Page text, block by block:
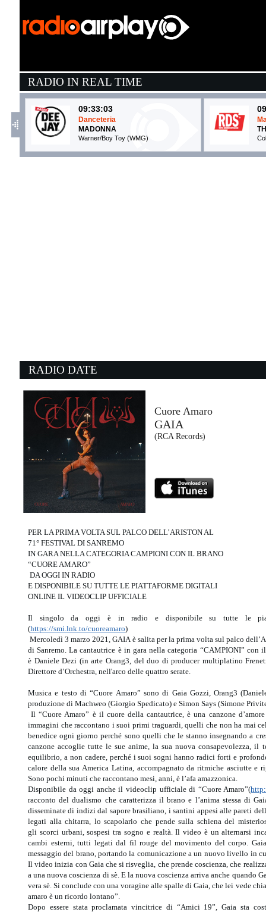
RADIO IN REAL TIME
09:33:03
Danceteria
MADONNA
Warner/Boy Toy (WMG)
09:42:52
JANIS JOPLIN
- (-)
09:38:15
Levels
AVICII
Universal Music (UMG)
RADIO DATE
Cuore Amaro
GAIA
(RCA Records)
PER LA PRIMA VOLTA SUL PALCO DELL’ARISTON AL
71° FESTIVAL DI SANREMO
IN GARA NELLA CATEGORIA CAMPIONI CON IL BRANO
“CUORE AMARO”
DA OGGI IN RADIO
E DISPONIBILE SU TUTTE LE PIATTAFORME DIGITALI
ONLINE IL VIDEOCLIP UFFICIALE
Il singolo da oggi è in radio e disponibile su tutte le
(https://smi.lnk.to/cuoreamaro)
Mercoledì 3 marzo 2021, GAIA è salita per la prima volta sul palco
di Sanremo. La cantautrice è in gara nella categoria “CAMPIONI”
è Daniele Dezi (in arte Orang3, del duo di producer multiplatino
Direttore d’Orchestra, nell'arco delle quattro serate.
Musica e testo di “Cuore Amaro” sono di Gaia Gozzi, Orang3
produzione di Machweo (Giorgio Spedicato) e Simon Says (Simone
Il “Cuore Amaro” è il cuore della cantautrice, è una canzone
immagini che raccontano i suoi primi traguardi, quelli che non ha mai
benedice ogni giorno perché sono quelli che le stanno insegnando a
canzone accoglie tutte le sue anime, la sua nuova consapevolezza, il
equilibrio, a non cadere, perché i suoi sogni hanno radici forti e
calore della sua America Latina, accompagnato da ritmiche asciutte
Sono pochi minuti che raccontano mesi, anni, è l’afa amazzonica.
Disponibile da oggi anche il videoclip ufficiale di “Cuore Amaro”(
racconto del dualismo che caratterizza il brano e l’anima stessa di
disseminate di indizi dal sapore brasiliano, i santini appesi alle pareti
legati alla chitarra, lo scapolario che pende sulla schiena del
gli scorci urbani, sospesi tra sogno e realtà. Il video è un alternarsi
cambi esterni, tutti legati dal fil rouge del movimento del corpo.
messaggio del brano, portando la comunicazione a un nuovo livello in
Il video inizia con Gaia che si risveglia, che prende coscienza, che
a una nuova coscienza di sè. E la nuova coscienza arriva anche quando
vera sè. Si conclude con una voragine alle spalle di Gaia, che lei vede
amaro è un ricordo lontano”.
Dopo essere stata proclamata vincitrice di “Amici 19”, Gaia sta